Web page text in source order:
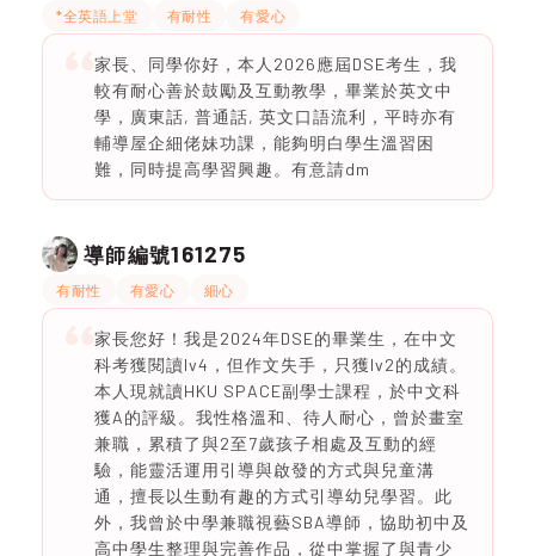
*全英語上堂 有耐性 有愛心
家長、同學你好，本人2026應屆DSE考生，我
較有耐心善於鼓勵及互動教學，畢業於英文中
學，廣東話, 普通話, 英文口語流利，平時亦有
輔導屋企細佬妹功課，能夠明白學生溫習困
難，同時提高學習興趣。有意請dm
導師編號161275
有耐性 有愛心 細心
家長您好！我是2024年DSE的畢業生，在中文
科考獲閱讀lv4，但作文失手，只獲lv2的成績。
本人現就讀HKU SPACE副學士課程，於中文科
獲A的評級。我性格溫和、待人耐心，曾於畫室
兼職，累積了與2至7歲孩子相處及互動的經
驗，能靈活運用引導與啟發的方式與兒童溝
通，擅長以生動有趣的方式引導幼兒學習。此
外，我曾於中學兼職視藝SBA導師，協助初中及
高中學生整理與完善作品，從中掌握了與青少